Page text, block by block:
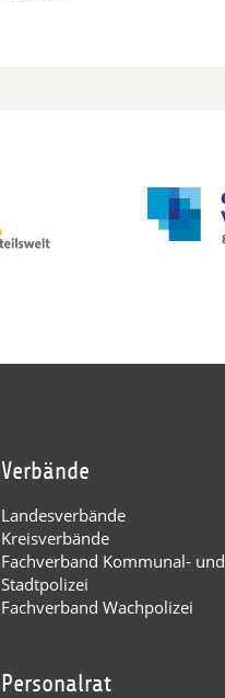
Verbände
Landesverbände
Kreisverbände
Fachverband Kommunal- und
Stadtpolizei
Fachverband Wachpolizei
Personalrat